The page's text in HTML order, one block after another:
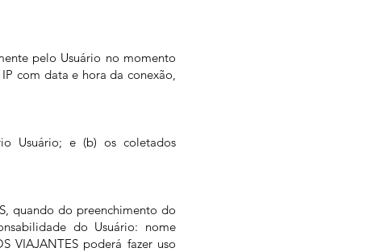
pelo Usuário no momento
com data e hora da conexão,
Usuário; e (b) os coletados
quando do preenchimento do
do Usuário: nome
VIAJANTES poderá fazer uso